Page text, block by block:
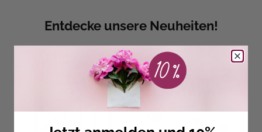
Entdecke unsere Neuheiten!